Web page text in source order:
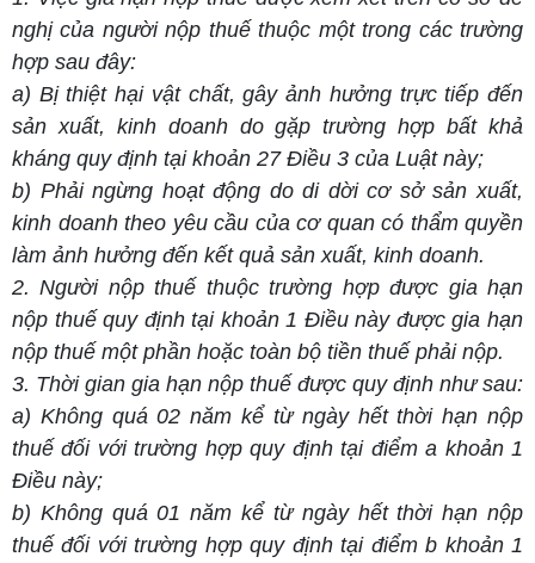
nghị của người nộp thuế thuộc một trong các trường
hợp sau đây:
a) Bị thiệt hại vật chất, gây ảnh hưởng trực tiếp đến
sản xuất, kinh doanh do gặp trường hợp bất khả
kháng quy định tại khoản 27 Điều 3 của Luật này;
b) Phải ngừng hoạt động do di dời cơ sở sản xuất,
kinh doanh theo yêu cầu của cơ quan có thẩm quyền
làm ảnh hưởng đến kết quả sản xuất, kinh doanh.
2. Người nộp thuế thuộc trường hợp được gia hạn
nộp thuế quy định tại khoản 1 Điều này được gia hạn
nộp thuế một phần hoặc toàn bộ tiền thuế phải nộp.
3. Thời gian gia hạn nộp thuế được quy định như sau:
a) Không quá 02 năm kể từ ngày hết thời hạn nộp
thuế đối với trường hợp quy định tại điểm a khoản 1
Điều này;
b) Không quá 01 năm kể từ ngày hết thời hạn nộp
thuế đối với trường hợp quy định tại điểm b khoản 1